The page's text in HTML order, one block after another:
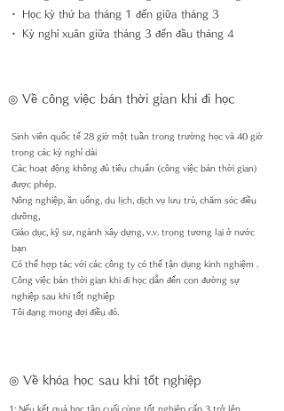
・ Học kỳ thứ ba tháng 1 đến giữa tháng 3
・ Kỳ nghỉ xuân giữa tháng 3 đến đầu tháng 4
◎ Về công việc bán thời gian khi đi học
Sinh viên quốc tế 28 giờ một tuần trong trường học và 40 giờ
trong các kỳ nghỉ dài
Các hoạt động không đủ tiêu chuẩn (công việc bán thời gian)
được phép.
Nông nghiệp, ăn uống, du lịch, dịch vụ lưu trú, chăm sóc điều
dưỡng,
Giáo dục, kỹ sư, ngành xây dựng, v.v. trong tương lai ở nước
bạn
Có thể hợp tác với các công ty có thể tận dụng kinh nghiệm
Công việc bán thời gian khi đi học dẫn đến con đường sự
nghiệp sau khi tốt nghiệp
Tôi đang mong đợi điều đó.
◎ Về khóa học sau khi tốt nghiệp
1: Nếu kết quả học tập cuối cùng tốt nghiệp cấp 3 trở lên,